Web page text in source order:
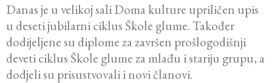
Danas je u velikoj sali Doma kulture upriličen upis
u deseti jubilarni ciklus Škole glume. Također
dodijeljene su diplome za završen prošlogodišnji
deveti ciklus Škole glume za mlađu i stariju grupu, a
dodjeli su prisustvovali i novi članovi.